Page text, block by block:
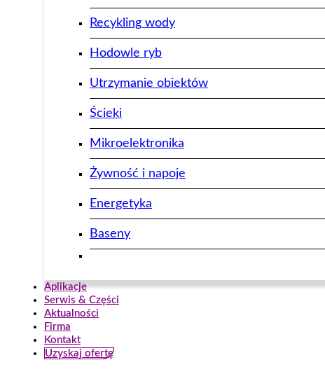
Recykling wody
Hodowle ryb
Utrzymanie obiektów
Ścieki
Mikroelektronika
Żywność i napoje
Energetyka
Baseny
Aplikacje
Serwis & Części
Aktualności
Firma
Kontakt
Uzyskaj ofertę